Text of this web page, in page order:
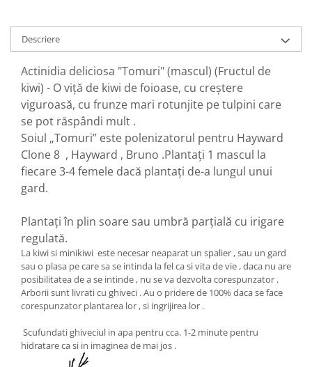
Descriere
Actinidia deliciosa "Tomuri" (mascul) (Fructul de
kiwi) - O viță de kiwi de foioase, cu creștere
viguroasă, cu frunze mari rotunjite pe tulpini care
se pot răspândi mult .
Soiul „Tomuri” este polenizatorul pentru Hayward
Clone 8 , Hayward , Bruno .Plantați 1 mascul la
fiecare 3-4 femele dacă plantați de-a lungul unui
gard.
Plantați în plin soare sau umbră parțială cu irigare
regulată.
La kiwi si minikiwi este necesar neaparat un spalier , sau un gard
sau o plasa pe care sa se intinda la fel ca si vita de vie , daca nu are
posibilitatea de a se intinde , nu se va dezvolta corespunzator .
Arborii sunt livrati cu ghiveci . Au o pridere de 100% daca se face
corespunzator plantarea lor , si ingrijirea lor .
Scufundati ghiveciul in apa pentru cca. 1-2 minute pentru
hidratare ca si in imaginea de mai jos .